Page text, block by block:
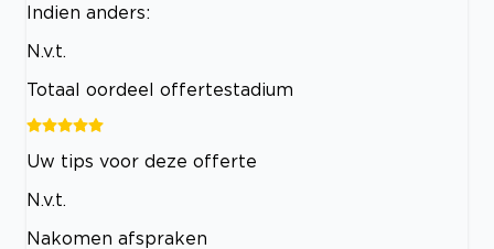
Indien anders:
N.v.t.
Totaal oordeel offertestadium
Uw tips voor deze offerte
N.v.t.
Nakomen afspraken